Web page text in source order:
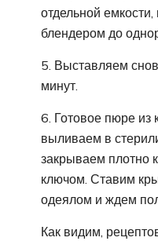
отдельной
блендером до
5. Выставляем
минут.
6. Готовое пюре из
выливаем в
закрываем плотно
ключом. Ставим
одеялом и ждем
Как видим,